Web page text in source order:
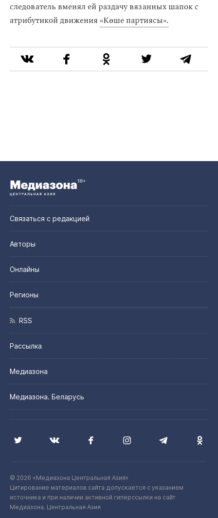
следователь вменял ей раздачу вязанных шапок с
атрибутикой движения«Көше партиясы».
Связаться с редакцией
Авторы
Онлайны
Регионы
RSS
Рассылка
Медиазона
Медиазона. Беларусь
© 2026 «Медиазона Центральная Азия»
Цитирование материалов сайта допускается с указанием
источника и при наличии активной гиперссылки на сайт
Медиазона. Центральная Азия